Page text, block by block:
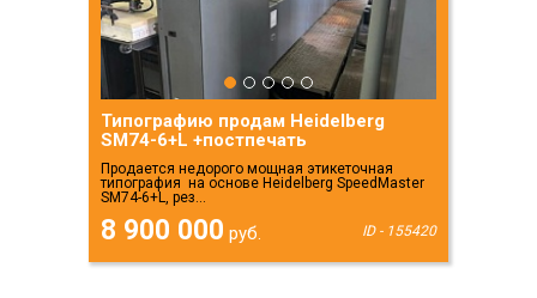
Типографию продам Heidelberg
SM74-6+L +постпечать
Продается недорого мощная этикеточная
типография на основе Heidelberg SpeedMaster
SM74-6+L, рез...
8 900 000 руб. ID - 155420